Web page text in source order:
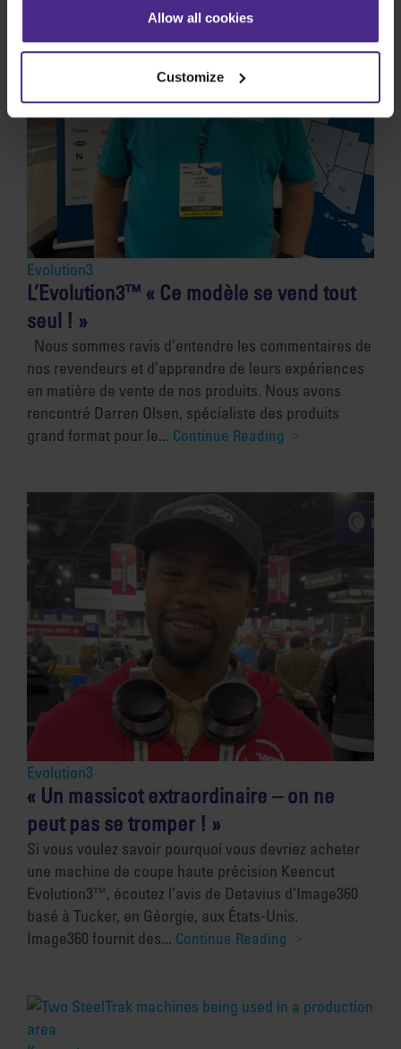
Allow all cookies
Customize
Evolution3
L’Evolution3™ « Ce modèle se vend tout
seul ! »
Nous sommes ravis d’entendre les commentaires de
nos revendeurs et d’apprendre de leurs expériences
en matière de vente de nos produits. Nous avons
rencontré Darren Olsen, spécialiste des produits
grand format pour le... Continue Reading
Evolution3
« Un massicot extraordinaire – on ne
peut pas se tromper ! »
Si vous voulez savoir pourquoi vous devriez acheter
une machine de coupe haute précision Keencut
Evolution3™, écoutez l’avis de Detavius d’Image360
basé à Tucker, en Géorgie, aux États-Unis.
Image360 fournit des... Continue Reading